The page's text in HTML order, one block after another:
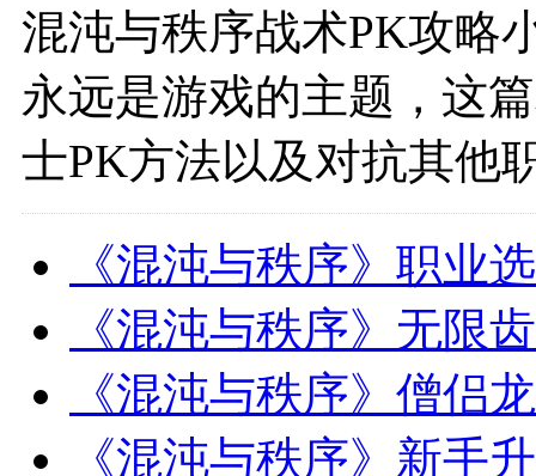
混沌与秩序战术PK攻略
永远是游戏的主题，这
士PK方法以及对抗其他
《混沌与秩序》职业
《混沌与秩序》无限
《混沌与秩序》僧侣
《混沌与秩序》新手